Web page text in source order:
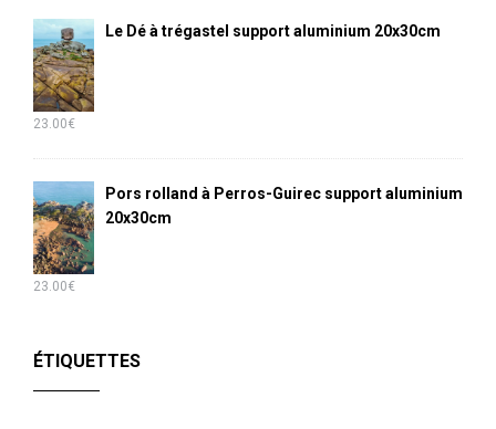
Le Dé à trégastel support aluminium 20x30cm
23.00€
Pors rolland à Perros-Guirec support aluminium
20x30cm
23.00€
ÉTIQUETTES